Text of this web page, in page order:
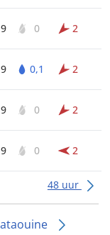
9 0 2
9 0,1 2
9 0 2
9 0 2
48 uur